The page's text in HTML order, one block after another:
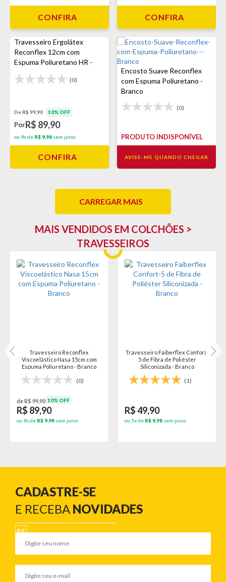
CONFIRA CONFIRA
Travesseiro Ergolátex
Reconflex 12cm com
Espuma Poliuretano HR -
Branco
(0)
De R$ 99,90 10% OFF
PorR$ 89,90
ou 9x de R$ 9,98 sem juros
CONFIRA
Encosto Suave Reconflex
com Espuma Poliuretano -
Branco
(0)
PRODUTO INDISPONÍVEL
AVISE-ME QUANDO CHEGAR
CARREGAR MAIS
MAIS VENDIDOS EM COLCHÕES >
TRAVESSEIROS
Travesseiro Reconflex
Viscoelástico Nasa 15cm com
Espuma Poliuretano - Branco
(0)
de R$ 99,90 10% OFF
R$ 89,90
ou 9x de R$ 9,98 sem juros
Travesseiro Faiberflex Confort-
5 de Fibra de Poliéster
Siliconizada - Branco
(1)
R$ 49,90
ou 5x de R$ 9,98 sem juros
CADASTRE-SE
E RECEBA NOVIDADES